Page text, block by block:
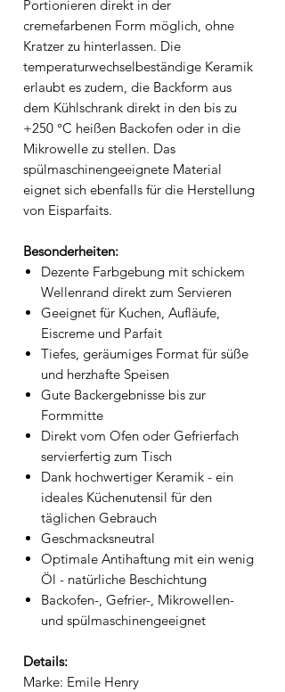
Portionieren direkt in der
cremefarbenen Form möglich, ohne
Kratzer zu hinterlassen. Die
temperaturwechselbeständige Keramik
erlaubt es zudem, die Backform aus
dem Kühlschrank direkt in den bis zu
+250 °C heißen Backofen oder in die
Mikrowelle zu stellen. Das
spülmaschinengeeignete Material
eignet sich ebenfalls für die Herstellung
von Eisparfaits.
Besonderheiten:
Dezente Farbgebung mit schickem
Wellenrand direkt zum Servieren
Geeignet für Kuchen, Aufläufe,
Eiscreme und Parfait
Tiefes, geräumiges Format für süße
und herzhafte Speisen
Gute Backergebnisse bis zur
Formmitte
Direkt vom Ofen oder Gefrierfach
servierfertig zum Tisch
Dank hochwertiger Keramik - ein
ideales Küchenutensil für den
täglichen Gebrauch
Geschmacksneutral
Optimale Antihaftung mit ein wenig
Öl - natürliche Beschichtung
Backofen-, Gefrier-, Mikrowellen-
und spülmaschinengeeignet
Details:
Marke: Emile Henry